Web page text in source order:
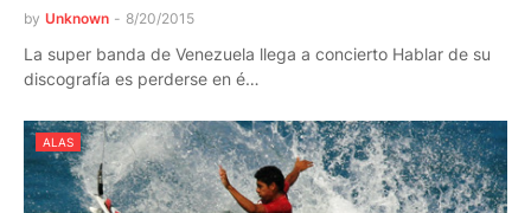
by Unknown - 8/20/2015
La super banda de Venezuela llega a concierto Hablar de su
discografía es perderse en é…
ALAS